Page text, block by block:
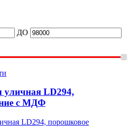
ДО
уличная LD294,
с МДФ